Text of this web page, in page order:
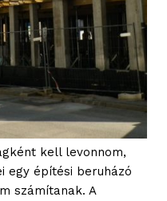
kell levonnom,
egy építési beruházó
számítanak. A